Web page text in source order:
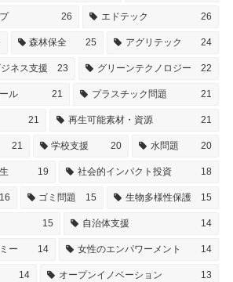
26 エドテック 26
森林保全 25 アグリテック 24
ネス支援 23 グリーンテクノロジー 22
ル 21 プラスチック問題 21
21 再生可能素材・資源 21
21 学校支援 20 水問題 20
19 社会的インパクト投資 18
16 ゴミ問題 15 生物多様性保護 15
15 自治体支援 14
ー 14 女性のエンパワーメント 14
14 オープンイノベーション 13